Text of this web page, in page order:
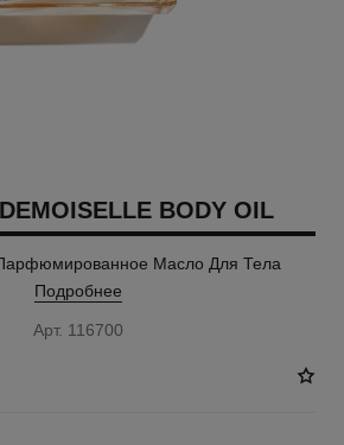
BODY OIL
Масло Для Тела
Подробнее
Арт. 116700